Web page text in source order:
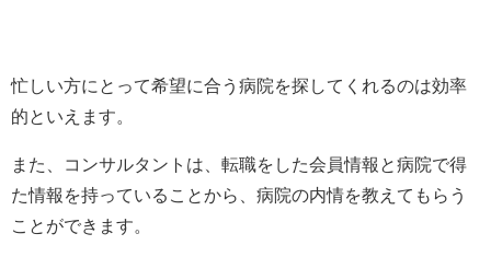
忙しい方にとって希望に合う病院を探してくれるのは効率
的といえます。
また、コンサルタントは、転職をした会員情報と病院で得
た情報を持っていることから、病院の内情を教えてもらう
ことができます。